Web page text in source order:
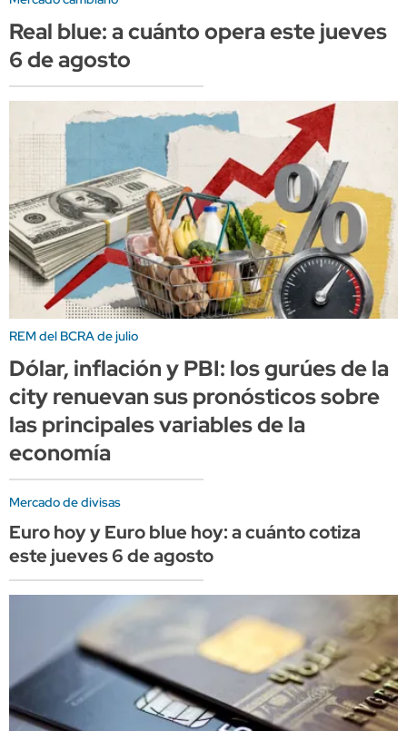
Real blue: a cuánto opera este jueves
6 de agosto
REM del BCRA de julio
Dólar, inflación y PBI: los gurúes de la
city renuevan sus pronósticos sobre
las principales variables de la
economía
Mercado de divisas
Euro hoy y Euro blue hoy: a cuánto cotiza
este jueves 6 de agosto